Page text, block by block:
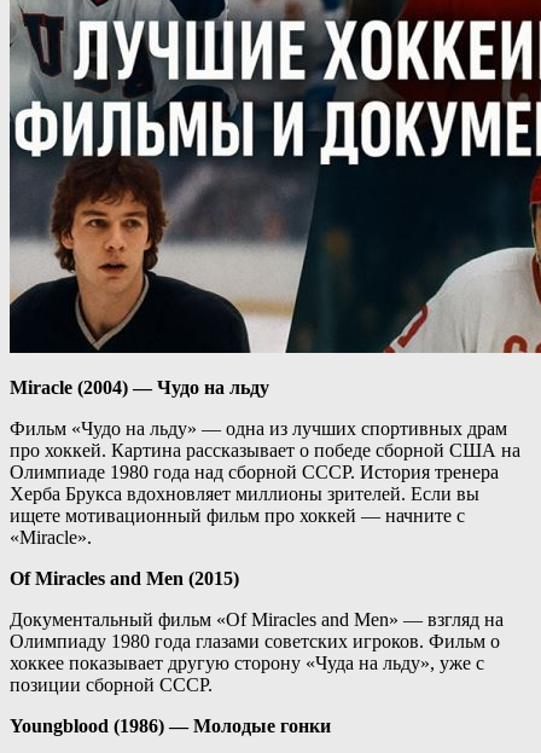
Miracle (2004) — Чудо на льду
Фильм «Чудо на льду» — одна из лучших спортивных драм
про хоккей. Картина рассказывает о победе сборной США на
Олимпиаде 1980 года над сборной СССР. История тренера
Херба Брукса вдохновляет миллионы зрителей. Если вы
ищете мотивационный фильм про хоккей — начните с
«Miracle».
Of Miracles and Men (2015)
Документальный фильм «Of Miracles and Men» — взгляд на
Олимпиаду 1980 года глазами советских игроков. Фильм о
хоккее показывает другую сторону «Чуда на льду», уже с
позиции сборной СССР.
Youngblood (1986) — Молодые гонки